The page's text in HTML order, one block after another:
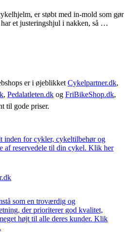
er støbt med in-mold som gør
et justeringshjul i nakken, så …
er i øjeblikket Cykelpartner.dk,
, Pedalatleten.dk og FriBikeShop.dk,
til gode priser.
inden for cykler, cykeltilbehør og
af reservedele til din cykel. Klik her
som en troværdig og
der prioriterer god kvalitet,
højt til alle deres kunder. Klik